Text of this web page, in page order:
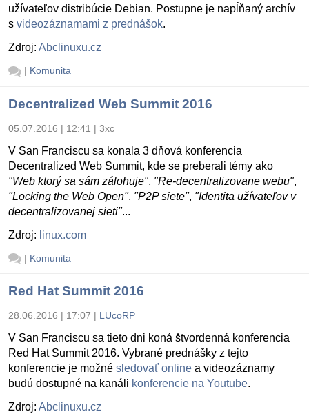
užívateľov distribúcie Debian. Postupne je napĺňaný archív
s videozáznamami z prednášok.
Zdroj: Abclinuxu.cz
| Komunita
Decentralized Web Summit 2016
05.07.2016 | 12:41 | 3xc
V San Franciscu sa konala 3 dňová konferencia
Decentralized Web Summit, kde se preberali témy ako
"Web ktorý sa sám zálohuje", "Re-decentralizovane webu",
"Locking the Web Open", "P2P siete", "Identita užívateľov v
decentralizovanej sieti"...
Zdroj: linux.com
| Komunita
Red Hat Summit 2016
28.06.2016 | 17:07 | LUcoRP
V San Franciscu sa tieto dni koná štvordenná konferencia
Red Hat Summit 2016. Vybrané prednášky z tejto
konferencie je možné sledovať online a videozáznamy
budú dostupné na kanáli konferencie na Youtube.
Zdroj: Abclinuxu.cz